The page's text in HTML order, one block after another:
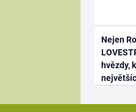
Nejen
hvězdy,